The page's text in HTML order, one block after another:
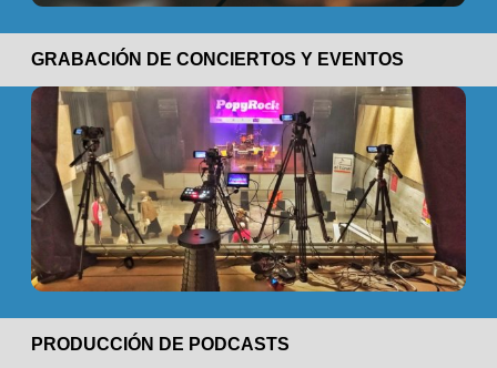
GRABACIÓN DE CONCIERTOS Y EVENTOS
PRODUCCIÓN DE PODCASTS